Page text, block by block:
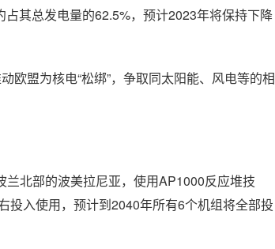
其总发电量的62.5%，预计2023年将保持下降
欧盟为核电“松绑”，争取同太阳能、风电等的相
北部的波美拉尼亚，使用AP1000反应堆技
投入使用，预计到2040年所有6个机组将全部投